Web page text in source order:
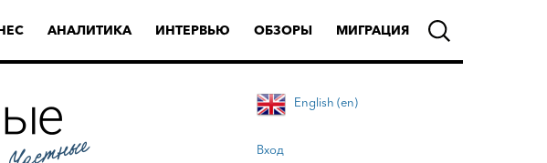
АНАЛИТИКА ИНТЕРВЬЮ ОБЗОРЫ МИГРАЦИЯ
English (en)
Вход